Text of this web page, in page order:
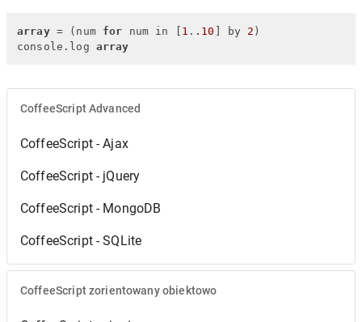
array = (num for num in [ 1 . .10 ] by 2 )
console.log array
CoffeeScript Advanced
CoffeeScript - Ajax
CoffeeScript - jQuery
CoffeeScript - MongoDB
CoffeeScript - SQLite
CoffeeScript zorientowany obiektowo